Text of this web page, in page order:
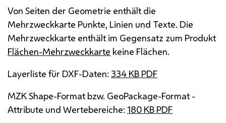
Von Seiten der Geometrie enthält die
Mehrzweckkarte Punkte, Linien und Texte. Die
Mehrzweckkarte enthält im Gegensatz zum Produkt
Flächen-Mehrzweckkarte keine Flächen.
Layerliste für DXF-Daten: 334 KB PDF
MZKShape-Format bzw. GeoPackage-Format -
Attribute und Wertebereiche: 180 KB PDF